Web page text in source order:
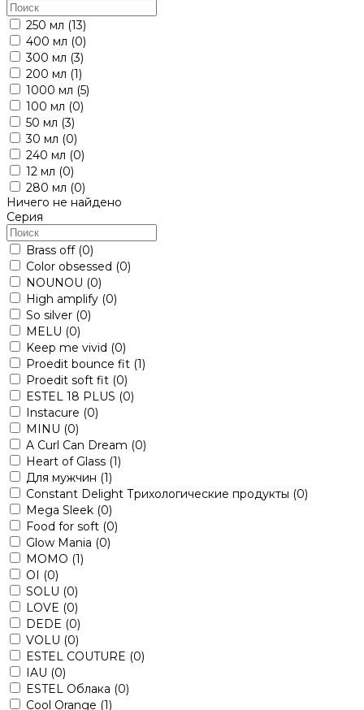
250 мл (13)
400 мл (0)
300 мл (3)
200 мл (1)
1000 мл (5)
100 мл (0)
50 мл (3)
30 мл (0)
240 мл (0)
12 мл (0)
280 мл (0)
Ничего не найдено
Серия
Brass off (0)
Color obsessed (0)
NOUNOU (0)
High amplify (0)
So silver (0)
MELU (0)
Keep me vivid (0)
Proedit bounce fit (1)
Proedit soft fit (0)
ESTEL 18 PLUS (0)
Instacure (0)
MINU (0)
A Curl Can Dream (0)
Heart of Glass (1)
Для мужчин (1)
Constant Delight Трихологические продукты (0)
Mega Sleek (0)
Food for soft (0)
Glow Mania (0)
MOMO (1)
OI (0)
SOLU (0)
LOVE (0)
DEDE (0)
VOLU (0)
ESTEL COUTURE (0)
IAU (0)
ESTEL Облака (0)
Cool Orange (1)